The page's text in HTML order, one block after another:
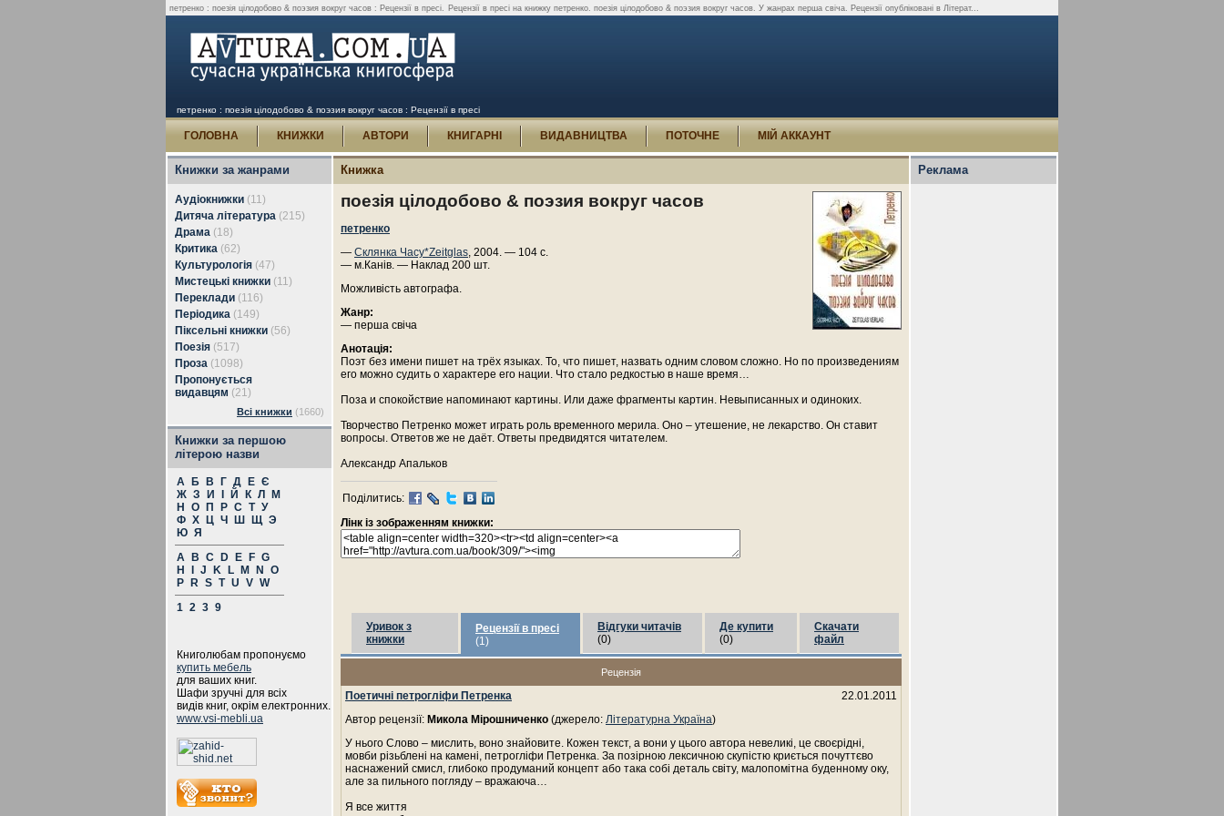
петренко : поезія цілодобово & поэзия вокруг часов : Рецензії в пресі. Рецензії в пресі на книжку петренко. поезія цілодобово & поэзия вокруг часов. У жанрах перша свіча. Рецензії опубліковані в Літерат...
петренко : поезія цілодобово & поэзия вокруг часов : Рецензії в пресі
ГОЛОВНА КНИЖКИ АВТОРИ КНИГАРНІ ВИДАВНИЦТВА ПОТОЧНЕ МІЙ АККАУНТ
Книжки за жанрами
Аудіокнижки (11)
Дитяча література (215)
Драма (18)
Критика (62)
Культурологія (47)
Мистецькі книжки (11)
Переклади (116)
Періодика (149)
Піксельні книжки (56)
Поезія (517)
Проза (1098)
Пропонується
видавцям (21)
Всі книжки (1660)
Книжки за першою
літерою назви
А Б В Г Д Е Є
Ж З И Й К Л
М
Н
О П Р С Т У
Ф Х Ц Ч Ш Щ Э
Ю Я
A
B C D E F G
H
J K L M N
O
P
R S T U V W
1 2 3 9
Книголюбам пропонуємо
купить мебель
для ваших книг.
Шафи зручні для всіх
видів книг, окрім електронних.
www.vsi-mebli.ua
Книжка
поезія цілодобово & поэзия вокруг часов
петренко
— Склянка Часу*Zeitglas, 2004. — 104 с.
— м.Канів. — Наклад 200 шт.
Можливість автографа.
Жанр:
— перша свіча
Анотація:
Поэт без имени пишет на трёх языках. То, что пишет, назвать одним словом сложно. Но по произведениям
его можно судить о характере его нации. Что стало редкостью в наше время…
Поза и спокойствие напоминают картины. Или даже фрагменты картин. Невыписанных и одиноких.
Творчество Петренко может играть роль временного мерила. Оно – утешение, не лекарство. Он ставит
вопросы. Ответов же не даёт. Ответы предвидятся читателем.
Александр Апальков
Поділитись:
Лінк із зображенням книжки:
Уривок з
книжки
Рецензії в пресі
(1)
Відгуки читачів
(0)
Де купити
(0)
Скачати
файл
Рецензія
22.01.2011
Поетичні петрогліфи Петренка
Автор рецензії: Микола Мірошниченко (джерело: Літературна Україна)
У нього Слово – мислить, воно знайовите. Кожен текст, а вони у цього автора невеликі, це своєрідні,
мовби різьблені на камені, петрогліфи Петренка. За позірною лексичною скупістю криється почуттєво
наснажений смисл, глибоко продуманий концепт або така собі деталь світу, малопомітна буденному оку,
але за пильного погляду – вражаюча…
Я все життя
Реклама